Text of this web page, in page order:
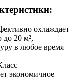
охлаждает
до 20 м²,
в любое время
экономичное